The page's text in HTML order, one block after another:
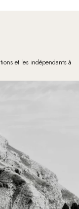
et les indépendants à